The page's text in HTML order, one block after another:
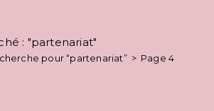
: "partenariat"
pour“partenariat” > Page 4